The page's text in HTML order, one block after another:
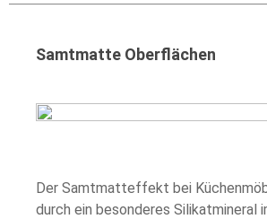
Samtmatte Oberflächen
Der Samtmatteffekt bei
durch ein besonderes Silikatmineral